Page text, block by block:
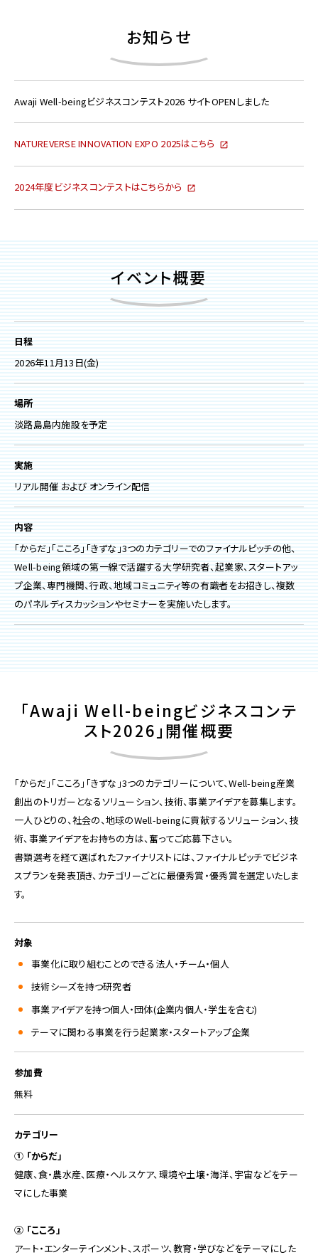
お知らせ
Awaji Well-beingビジネスコンテスト2026 サイトOPENしました
NATUREVERSE INNOVATION EXPO 2025はこちら
2024年度ビジネスコンテストはこちらから
イベント概要
日程
2026年11月13日(金)
場所
淡路島島内施設を予定
実施
リアル開催 および オンライン配信
内容
「からだ」「こころ」「きずな」3つのカテゴリーでのファイナルピッチの他、
Well-being領域の第一線で活躍する大学研究者、起業家、スタートアッ
プ企業、専門機関、行政、地域コミュニティ等の有識者をお招きし、複数
のパネルディスカッションやセミナーを実施いたします。
「Awaji Well-beingビジネスコンテ
スト2026」開催概要
「からだ」「こころ」「きずな」3つのカテゴリーについて、Well-being産業
創出のトリガーとなるソリューション、技術、事業アイデアを募集します。
一人ひとりの、社会の、地球のWell-beingに貢献するソリューション、技
術、事業アイデアをお持ちの方は、奮ってご応募下さい。
書類選考を経て選ばれたファイナリストには、ファイナルピッチでビジネ
スプランを発表頂き、カテゴリーごとに最優秀賞・優秀賞を選定いたしま
す。
対象
事業化に取り組むことのできる法人・チーム・個人
技術シーズを持つ研究者
事業アイデアを持つ個人・団体(企業内個人・学生を含む)
テーマに関わる事業を行う起業家・スタートアップ企業
参加費
無料
カテゴリー
① 「からだ」
健康、食・農水産、医療・ヘルスケア、環境や土壌・海洋、宇宙などをテー
マにした事業
② 「こころ」
アート・エンターテインメント、スポーツ、教育・学びなどをテーマにした